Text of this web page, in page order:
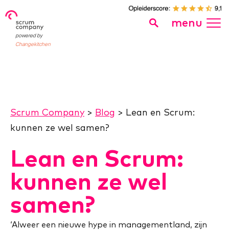
powered by
Changekitchen
menu
Scrum Company> Blog > Lean en Scrum:
kunnen ze wel samen?
Lean en Scrum:
kunnen ze wel
samen?
‘Alweer een nieuwe hype in managementland, zijn